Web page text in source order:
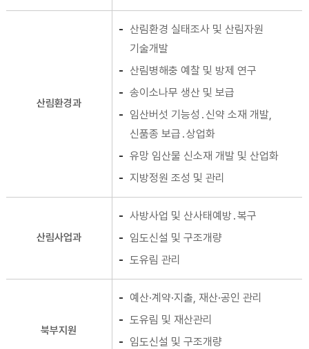
산림환경과
산림환경 실태조사 및 산림자원
기술개발
산림병해충 예찰 및 방제 연구
송이소나무 생산 및 보급
임산버섯 기능성․신약 소재 개발,
신품종 보급․상업화
유망 임산물 신소재 개발 및 산업화
지방정원 조성 및 관리
산림사업과
사방사업 및 산사태예방․복구
임도신설 및 구조개량
도유림 관리
북부지원
예산·계약·지출, 재산·공인 관리
도유림 및 재산관리
임도신설 및 구조개량